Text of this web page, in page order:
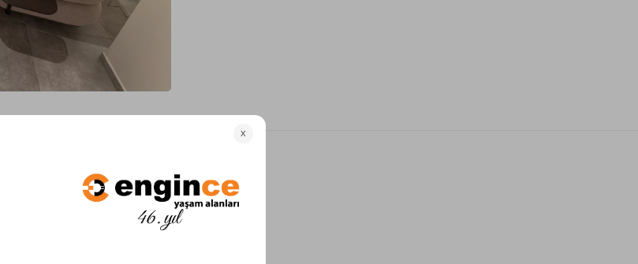
Yataklı Koltuk
Köşe Koltuk
Modern Köşe Koltuk
Ekonomik Köşe Koltuk